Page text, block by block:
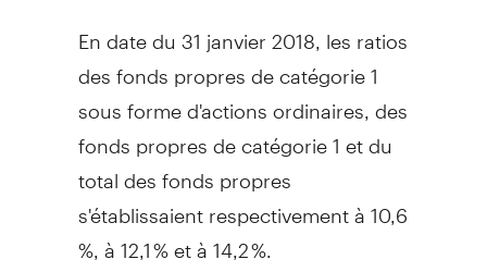
En date du 31 janvier 2018, les ratios
des fonds propres de catégorie 1
sous forme d'actions ordinaires, des
fonds propres de catégorie 1 et du
total des fonds propres
s'établissaient respectivement à 10,6
%, à 12,1 % et à 14,2 %.